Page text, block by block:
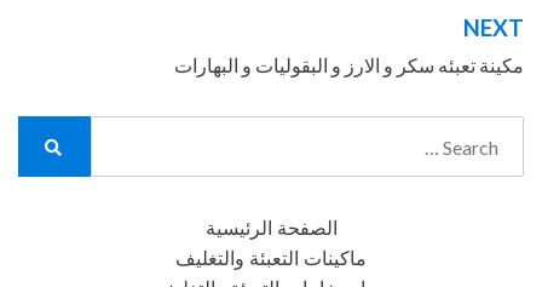
NEXT
مكينة تعبئه سكر و الارز و البقوليات و البهارات
الصفحة الرئيسية
ماكينات التعبئة والتغليف